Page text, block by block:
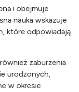
i obejmuje
nauka wskazuje
które odpowiadają
zaburzenia
urodzonych,
w okresie